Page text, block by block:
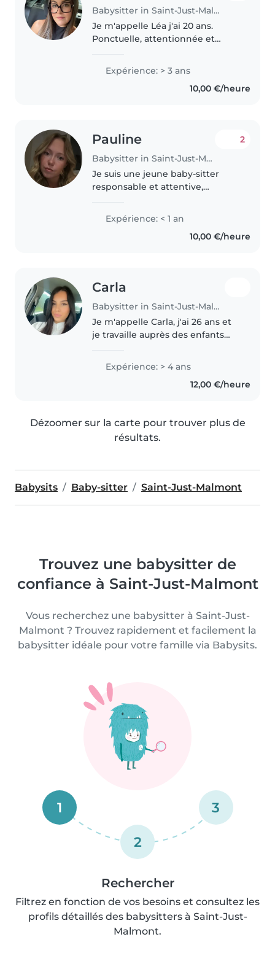
Babysitter in Saint-Just-Malmont
Je m'appelle Léa j'ai 20 ans.
Ponctuelle, attentionnée et
je saurais m'adapter à vos
besoins et surtout aux
personnalités et aux attentes de
Expérience: > 3 ans
10,00 €/heure
Pauline
Babysitter in Saint-Just-Malmont
2
Je suis une jeune baby-sitter
responsable et attentive,
sciences pour la santé. J'adore
lire, jouer de la musique et
partager des jeux avec les
Expérience: < 1 an
10,00 €/heure
Carla
Babysitter in Saint-Just-Malmont
Je m'appelle Carla, j'ai 26 ans et
je travaille auprès des enfants
animatrice en centre pendant 2
ans auprès d'enfants, puis ATSEM
Expérience: > 4 ans
12,00 €/heure
Dézoomer sur la carte pour trouver plus de
résultats.
Babysits Baby-sitter Saint-Just-Malmont
Trouvez une babysitter de
confiance à Saint-Just-Malmont
Vous recherchez une babysitter à Saint-Just-
Malmont ? Trouvez rapidement et facilement la
babysitter idéale pour votre famille via Babysits.
1
2
3
Rechercher
Filtrez en fonction de vos besoins et consultez les
profils détaillés des babysitters à Saint-Just-
Malmont.